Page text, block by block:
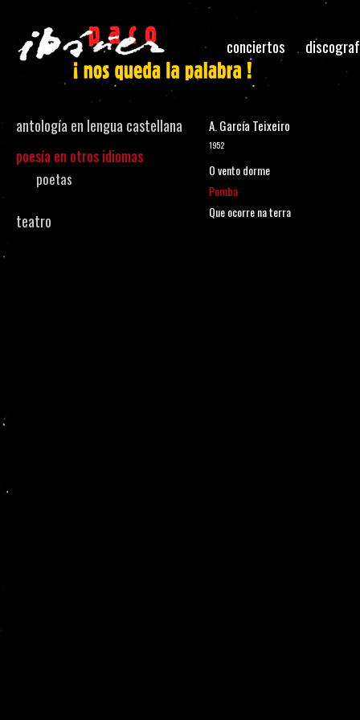
conciertos
A. García Teixeiro
1952
O vento dorme
Pomba
Que ocorre na terra
antología en lengua castellana
poesía en otros idiomas
poetas
teatro